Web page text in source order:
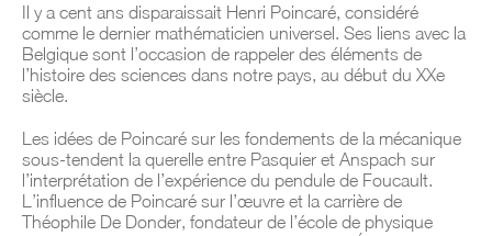
Il y a cent ans disparaissait Henri Poincaré, considéré
comme le dernier mathématicien universel. Ses liens avec la
Belgique sont l’occasion de rappeler des éléments de
l’histoire des sciences dans notre pays, au début du XXe
siècle.
Les idées de Poincaré sur les fondements de la mécanique
sous-tendent la querelle entre Pasquier et Anspach sur
l’interprétation de l’expérience du pendule de Foucault.
L’influence de Poincaré sur l’œuvre et la carrière de
Théophile De Donder, fondateur de l’école de physique